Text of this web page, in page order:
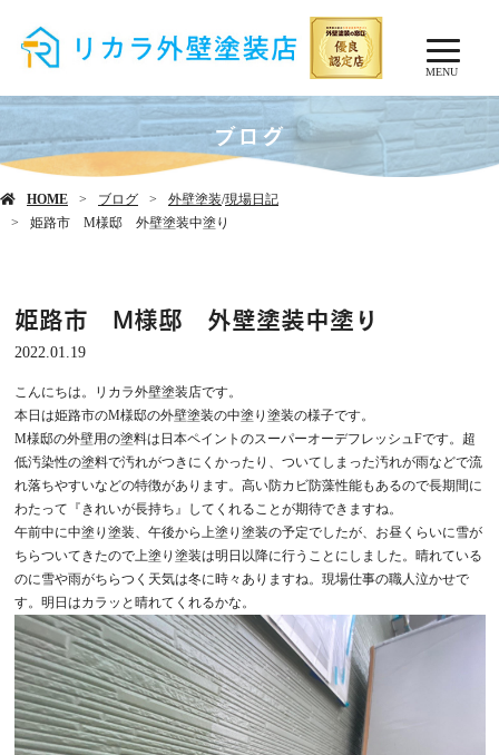
MENU
ブログ
HOME ブログ 外壁塗装/現場日記
姫路市 M様邸 外壁塗装中塗り
姫路市 M様邸 外壁塗装中塗り
2022.01.19
こんにちは。リカラ外壁塗装店です。
本日は姫路市のM様邸の外壁塗装の中塗り塗装の様子です。
M様邸の外壁用の塗料は日本ペイントのスーパーオーデフレッシュFです。超
低汚染性の塗料で汚れがつきにくかったり、ついてしまった汚れが雨などで流
れ落ちやすいなどの特徴があります。高い防カビ防藻性能もあるので長期間に
わたって『きれいが長持ち』してくれることが期待できますね。
午前中に中塗り塗装、午後から上塗り塗装の予定でしたが、お昼くらいに雪が
ちらついてきたので上塗り塗装は明日以降に行うことにしました。晴れている
のに雪や雨がちらつく天気は冬に時々ありますね。現場仕事の職人泣かせで
す。明日はカラッと晴れてくれるかな。